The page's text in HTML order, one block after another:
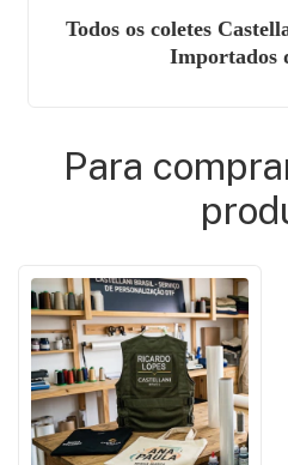
Todos os coletes
Importados
Para